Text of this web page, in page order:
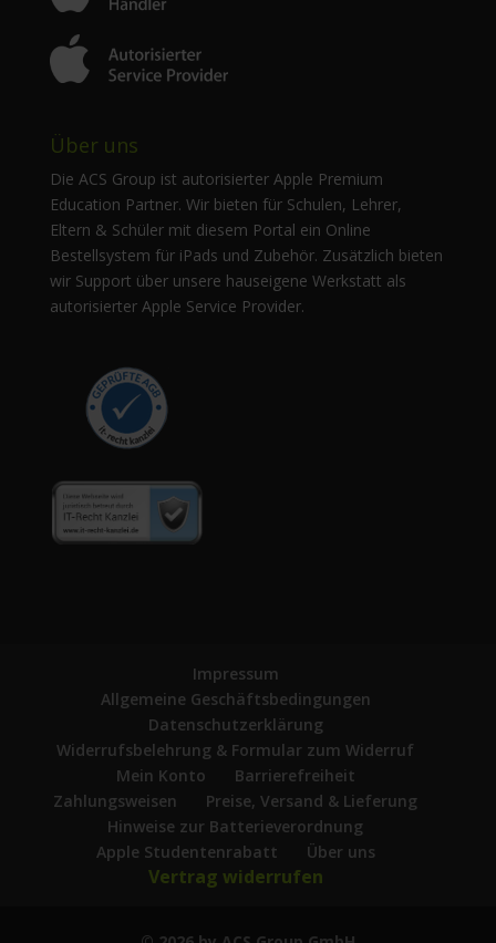
Über uns
Die ACS Group ist autorisierter Apple Premium
Education Partner. Wir bieten für Schulen, Lehrer,
Eltern & Schüler mit diesem Portal ein Online
Bestellsystem für iPads und Zubehör. Zusätzlich bieten
wir Support über unsere hauseigene Werkstatt als
autorisierter Apple Service Provider.
Impressum
Allgemeine Geschäftsbedingungen
Datenschutzerklärung
Widerrufsbelehrung & Formular zum Widerruf
Mein Konto
Barrierefreiheit
Zahlungsweisen
Preise, Versand & Lieferung
Hinweise zur Batterieverordnung
Apple Studentenrabatt
Über uns
Vertrag widerrufen